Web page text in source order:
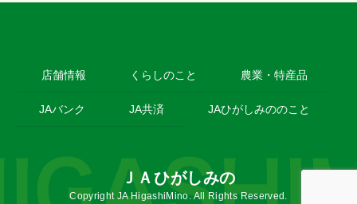
店舗情報 くらしのこと 農業・特産品
JAバンク JA共済 JAひがしみののこと
ＪＡひがしみの
Copyright JA HigashiMino. All Rights Reserved.